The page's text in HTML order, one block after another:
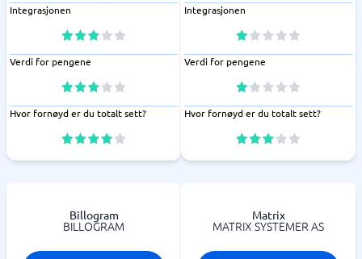
Integrasjonen
Verdi for pengene
Hvor fornøyd er du totalt sett?
Integrasjonen
Verdi for pengene
Hvor fornøyd er du totalt sett?
Billogram
BILLOGRAM
Matrix
MATRIX SYSTEMER AS